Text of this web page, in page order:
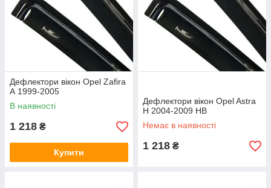
Дефлектори вікон Opel Zafira
А 1999-2005
В наявності
1 218 ₴
Купити
Дефлектори вікон Opel Astra
H 2004-2009 HB
Немає в наявності
1 218 ₴